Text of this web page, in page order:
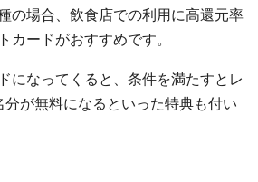
の場合、飲食店での利用に高還元率
カードがおすすめです。
になってくると、条件を満たすとレ
分が無料になるといった特典も付い